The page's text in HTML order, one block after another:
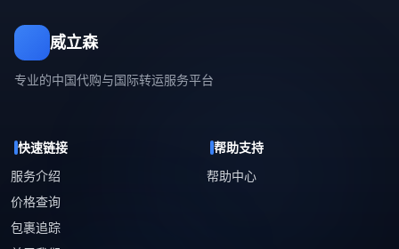
威立森
专业的中国代购与国际转运服务平台
快速链接
服务介绍
价格查询
包裹追踪
帮助支持
帮助中心